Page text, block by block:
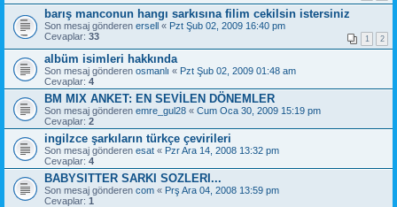
barış manconun hangı sarkısına filim cekilsin istersiniz
Son mesaj gönderen ersell « Pzt Şub 02, 2009 16:40 pm
Cevaplar: 33 1 2
albüm isimleri hakkında
Son mesaj gönderen osmanlı « Pzt Şub 02, 2009 01:48 am
Cevaplar: 4
BM MIX ANKET: EN SEVİLEN DÖNEMLER
Son mesaj gönderen emre_gul28 « Cum Oca 30, 2009 15:19 pm
Cevaplar: 2
ingilzce şarkıların türkçe çevirileri
Son mesaj gönderen esat « Pzr Ara 14, 2008 13:32 pm
Cevaplar: 4
BABYSITTER SARKI SOZLERI...
Son mesaj gönderen com « Prş Ara 04, 2008 13:59 pm
Cevaplar: 1